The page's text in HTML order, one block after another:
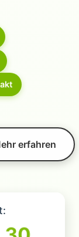
erfahren